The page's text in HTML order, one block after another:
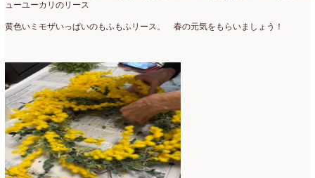
ューユーカリのリース
黄色いミモザいっぱいのもふもふリース。 春の元気をもらいましょう！